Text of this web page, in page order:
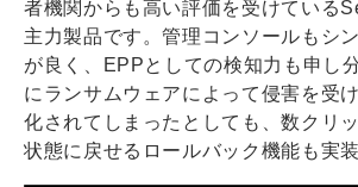
者機関からも高い評価を受けている
主力製品です。管理コンソールもシ
が良く、EPPとしての検知力も申し
にランサムウェアによって侵害を受
化されてしまったとしても、数クリ
状態に戻せるロールバック機能も実